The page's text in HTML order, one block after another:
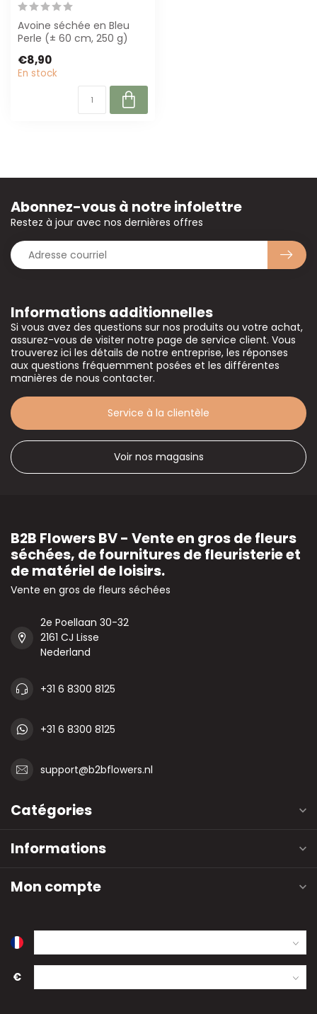
Avoine séchée en Bleu
Perle (± 60 cm, 250 g)
élégante pour ...
€8,90
En stock
Informations additionnelles
Si vous avez des questions sur nos produits ou votre achat,
assurez-vous de visiter notre page de service client. Vous
trouverez ici les détails de notre entreprise, les réponses
aux questions fréquemment posées et les différentes
manières de nous contacter.
Service à la clientèle
Voir nos magasins
Abonnez-vous à notre infolettre
Restez à jour avec nos dernières offres
B2B Flowers BV - Vente en gros de fleurs
séchées, de fournitures de fleuristerie et
de matériel de loisirs.
Vente en gros de fleurs séchées
2e Poellaan 30-32
2161 CJ Lisse
Nederland
+31 6 8300 8125
+31 6 8300 8125
support@b2bflowers.nl
Catégories
Informations
Mon compte
€